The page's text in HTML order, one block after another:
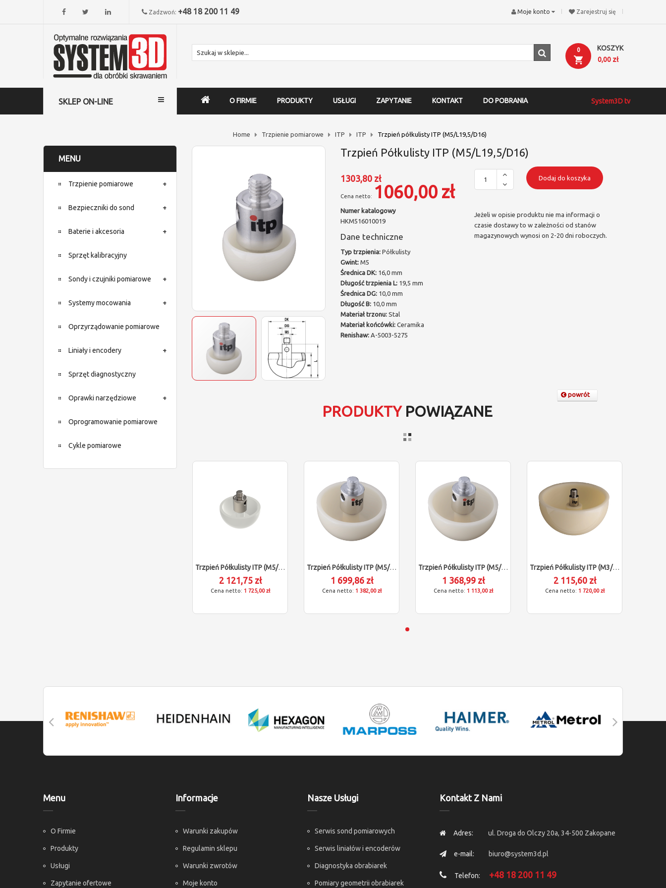
Zadzwoń: +48 18 200 11 49 Zarejestruj się
Moje konto
KOSZYK
0
0,00 zł
SKLEP ON-LINE O FIRMIE PRODUKTY USŁUGI ZAPYTANIE KONTAKT DO POBRANIA System3D tv
Home Trzpienie pomiarowe ITP ITP Trzpień półkulisty ITP (M5/L19,5/D16)
MENU
Trzpienie pomiarowe
Bezpieczniki do sond
Baterie i akcesoria
Sprzęt kalibracyjny
Sondy i czujniki pomiarowe
Systemy mocowania
Oprzyrządowanie pomiarowe
Liniały i encodery
Sprzęt diagnostyczny
Oprawki narzędziowe
Oprogramowanie pomiarowe
Cykle pomiarowe
Trzpień Półkulisty ITP (M5/L19,5/D16)
1303,80 zł
1060,00 zł
Numer katalogowy
HKM516010019
Dane techniczne
Typ trzpienia:Półkulisty
Gwint:M5
Średnica DK:16,0 mm
Długość trzpienia L: 19,5 mm
Średnica DG:10,0 mm
Długość B:10,0 mm
Materiał trzonu:Stal
Materiał końcówki:Ceramika
Renishaw:A-5003-5275
Dodaj do koszyka
Jeżeli w opisie produktu nie ma informacji o
czasie dostawy to w zależności od stanów
magazynowych wynosi on 2-20 dni roboczych.
powrót
PRODUKTYPOWIĄZANE
Trzpień Półkulisty ITP (M5/L24,5/D30)
2 121,75 zł
1 725,00 zł
Trzpień Półkulisty ITP (M5/L20,5/D22)
1 699,86 zł
1 382,00 zł
Trzpień Półkulisty ITP (M5/L20/D18)
1 368,99 zł
1 113,00 zł
Trzpień Półkulisty ITP (M3/L9,5/D30)
2 115,60 zł
1 720,00 zł
Menu
O Firmie
Produkty
Usługi
Zapytanie ofertowe
Informacje
Warunki zakupów
Regulamin sklepu
Warunki zwrotów
Moje konto
Nasze Usługi
Serwis sond pomiarowych
Serwis liniałów i encoderów
Diagnostyka obrabiarek
Pomiary geometrii obrabiarek
Kontakt Z Nami
Adres: ul. Droga do Olczy 20a, 34-500 Zakopane
e-mail: biuro@system3d.pl
Telefon: +48 18 200 11 49